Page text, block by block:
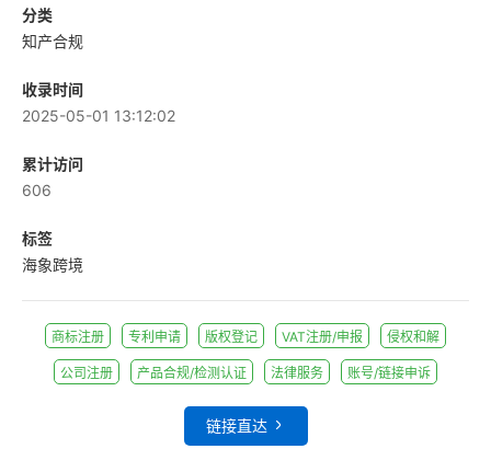
分类
知产合规
收录时间
2025-05-01 13:12:02
累计访问
606
标签
海象跨境
商标注册 专利申请 版权登记 VAT注册/申报 侵权和解
公司注册 产品合规/检测认证 法律服务 账号/链接申诉
链接直达